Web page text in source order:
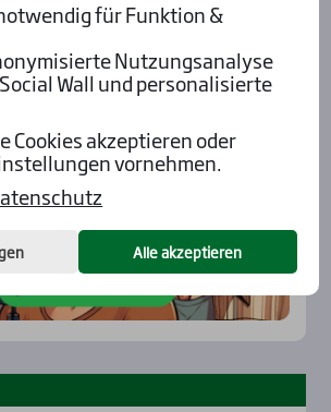
Tipps
für Funktion &
Nutzungsanalyse
Wall und personalisierte
Cookies akzeptieren oder
vornehmen.
Alle akzeptieren